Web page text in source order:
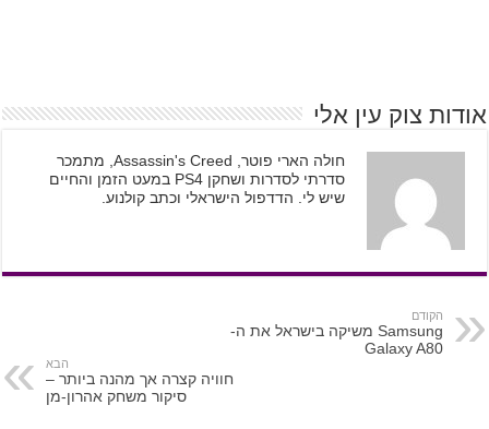
אודות צוק עין אלי
חולה הארי פוטר, Assassin's Creed, מתמכר
סדרתי לסדרות ושחקן PS4 במעט הזמן והחיים
שיש לי. הדדפול הישראלי וכתב קולנוע.
הקודם
Samsung משיקה בישראל את ה-
Galaxy A80
הבא
חוויה קצרה אך מהנה ביותר –
סיקור משחק אהרון-מן